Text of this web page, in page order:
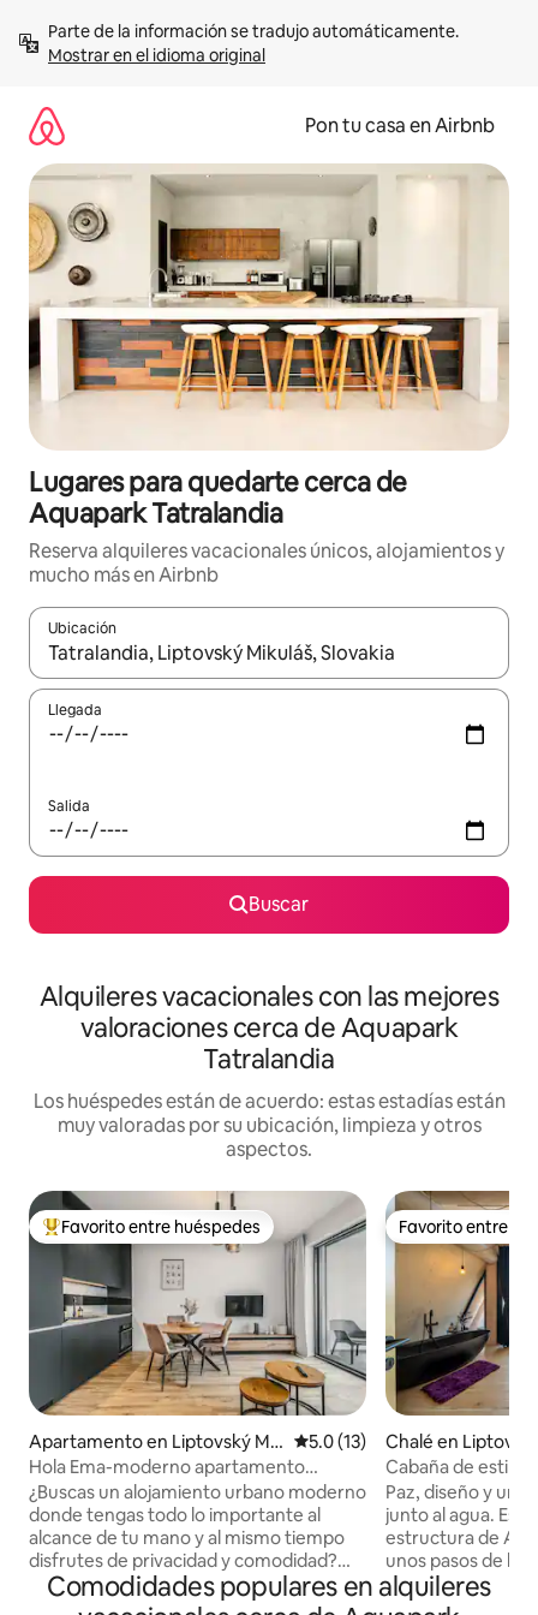
contenidoMostrar en el idioma original
Pon tu casa en Airbnb
Lugares para quedarte cerca de
Aquapark Tatralandia
Reserva alquileres vacacionales únicos, alojamientos y
mucho más en Airbnb
Ubicación
Cuando los resultados estén disponibles, navega con las
Llegada
Salida
Buscar
Alquileres vacacionales con las mejores
valoraciones cerca de Aquapark
Tatralandia
Los huéspedes están de acuerdo: estas estadías están
muy valoradas por su ubicación, limpieza y otros
aspectos.
Favorito entre huéspedes preferido
Favorito entre huéspedes
Apartamento en Liptovský Mik
uláš
Calificación promedio: 5.0 de
5.0 (13)
Hola Ema-moderno apartamento
urbano
¿Buscas un alojamiento urbano moderno
donde tengas todo lo importante al
alcance de tu mano y al mismo tiempo
disfrutes de privacidad y comodidad?
Hola Ema - el departamento premium de
la ciudad está ubicado en Liptovský
Favorito entre
Favorito entre
Chalé en
Cabaña de estilo
al lago
Paz, diseño y una
junto al agua.
estructura de A
unos pasos de la
dentro de un
Ofrece un
Comodidades populares en alquileres